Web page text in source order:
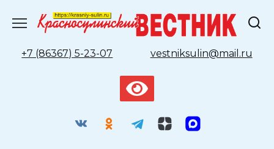
содержанию
+7 (86367) 5-23-07
vestniksulin@mail.ru